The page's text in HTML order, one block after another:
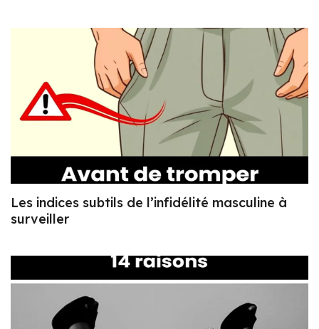
Les indices subtils de l’infidélité masculine à
surveiller